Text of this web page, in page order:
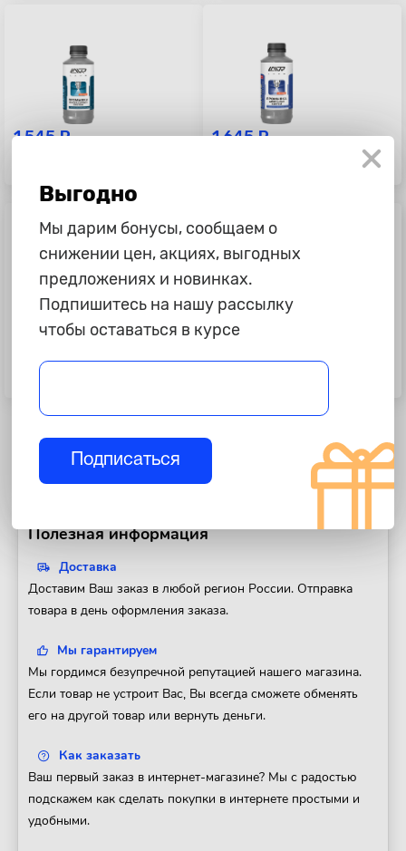
1 545 ₽ 1 645 ₽
465 ₽
дизеля Carville Racing, 40-50л,
659 ₽
Первый пуск», 140мл М
Полезная информация
Доставка
Доставим Ваш заказ в любой регион России. Отправка
товара в день оформления заказа.
Мы гарантируем
Мы гордимся безупречной репутацией нашего магазина.
Если товар не устроит Вас, Вы всегда сможете обменять
его на другой товар или вернуть деньги.
Как заказать
Ваш первый заказ в интернет-магазине? Мы с радостью
подскажем как сделать покупки в интернете простыми и
удобными.
Выгодно
Мы дарим бонусы, сообщаем о
снижении цен, акциях, выгодных
предложениях и новинках.
Подпишитесь на нашу рассылку
чтобы оставаться в курсе
Подписаться